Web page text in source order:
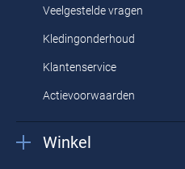
Veelgestelde vragen
Kledingonderhoud
Klantenservice
Actievoorwaarden
Winkel